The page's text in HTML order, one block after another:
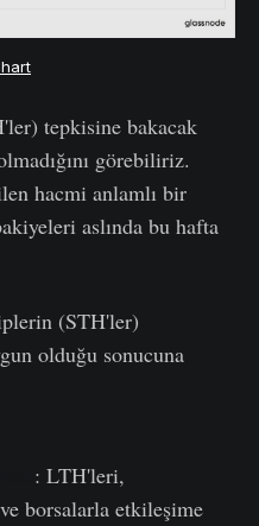
tepkisine bakacak
görebiliriz.
hacmi anlamlı bir
aslında bu hafta
(STH'ler)
olduğu sonucuna
: LTH'leri,
borsalarla etkileşime